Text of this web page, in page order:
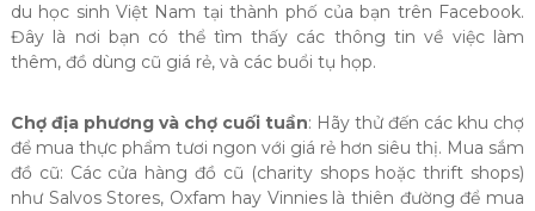
du học sinh Việt Nam tại thành phố của bạn trên Facebook.
Đây là nơi bạn có thể tìm thấy các thông tin về việc làm
thêm, đồ dùng cũ giá rẻ, và các buổi tụ họp.
Chợ địa phương và chợ cuối tuần: Hãy thử đến các khu chợ
để mua thực phẩm tươi ngon với giá rẻ hơn siêu thị. Mua sắm
đồ cũ: Các cửa hàng đồ cũ (charity shops hoặc thrift shops)
như Salvos Stores, Oxfam hay Vinnies là thiên đường để mua